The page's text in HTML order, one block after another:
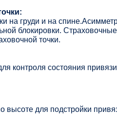
на груди и на
блокировки.
точки.
контроля состояния
высоте для подстройки